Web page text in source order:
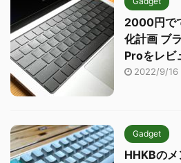
2000円で
化計画 ブ
Proをレビ
2022/9/16
Gadget
HHKBの